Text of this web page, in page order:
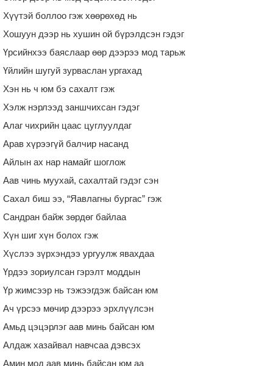
Хүүтэй боллоо гэж хөөрөхөд нь
Хошуун дээр нь хушин ой бүрэлдсэн гэдэг
Үрсийнхээ баяслаар өөр дээрээ мод тарьж
Үйлийн шугуй зурваслан ургахад
Хэн нь ч юм бэ сахалт гэж
Хэлж нэрлээд заншчихсан гэдэг
Алаг чихрийн цаас цуглуулдаг
Арав хүрээгүй балчир насанд
Айлын ах нар намайг шоглож
Аав чинь муухай, сахалтай гэдэг сэн
Сахал биш ээ, “Яавлагны бургас” гэж
Сандран байж зөрдөг байлаа
Хүн шиг хүн болох гэж
Хүслээ зүрхэндээ ургуулж явахдаа
Үрдээ зориулсан гэрэлт моддын
Үр жимсээр нь тэжээгдэж байсан юм
Ач үрсээ мөчир дээрээ эрхлүүлсэн
Амьд цэцэрлэг аав минь байсан юм
Алдаж хазайвал навчсаа дэвсэх
Амин мод аав минь байсан юм аа